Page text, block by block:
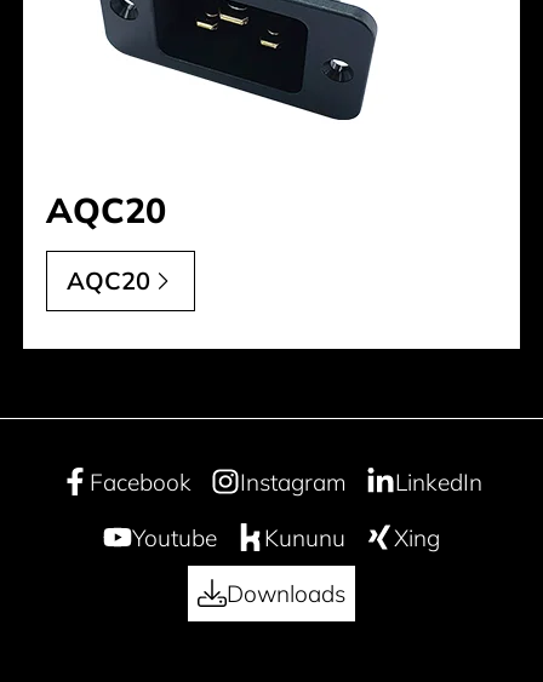
AQC20
AQC20
Facebook Instagram
LinkedIn
Youtube
Kununu
Xing
Downloads